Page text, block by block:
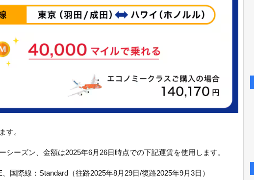
す。
シーズン、金額は2025年6月26日時点での下記運賃を使用します。
国際線：Standard（往路2025年8月29日/復路2025年9月3日）